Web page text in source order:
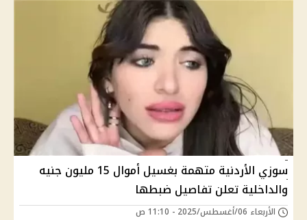
سوزي الأردنية متهمة بغسيل أموال 15 مليون جنيه
والداخلية تعلن تفاصيل ضبطها
الأربعاء 06/أغسطس/2025 - 11:10 ص